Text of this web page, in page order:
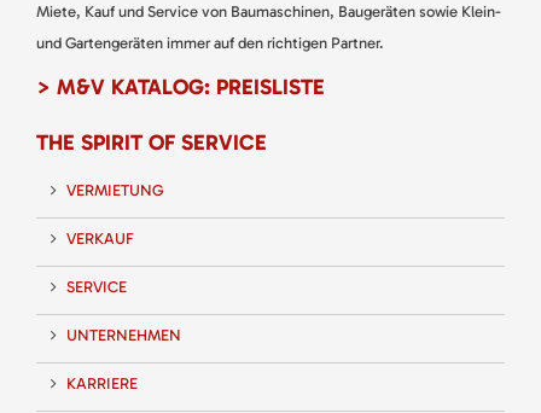
Miete, Kauf und Service von Baumaschinen, Baugeräten sowie Klein-
und Gartengeräten immer auf den richtigen Partner.
> M&V KATALOG: PREISLISTE
THE SPIRIT OF SERVICE
VERMIETUNG
VERKAUF
SERVICE
UNTERNEHMEN
KARRIERE